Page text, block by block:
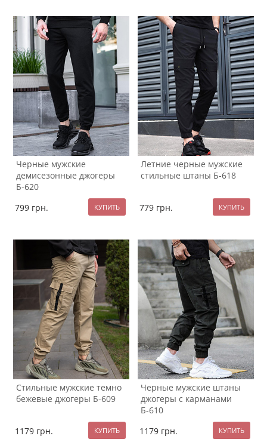
Черные мужские
демисезонные джогеры
Б-620
799 грн.
Летние черные мужские
стильные штаны Б-618
779 грн.
Стильные мужские темно
бежевые джогеры Б-609
1179 грн.
Черные мужские штаны
джогеры с карманами
Б-610
1179 грн.